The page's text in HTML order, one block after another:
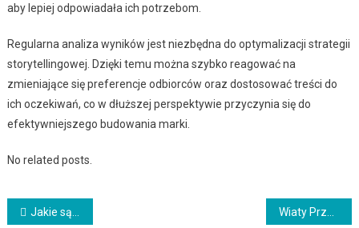
aby lepiej odpowiadała ich potrzebom.
Regularna analiza wyników jest niezbędna do optymalizacji strategii
storytellingowej. Dzięki temu można szybko reagować na
zmieniające się preferencje odbiorców oraz dostosować treści do
ich oczekiwań, co w dłuższej perspektywie przyczynia się do
efektywniejszego budowania marki.
No related posts.
Nawigacja
Jakie są trendy w zakresie fintechu?